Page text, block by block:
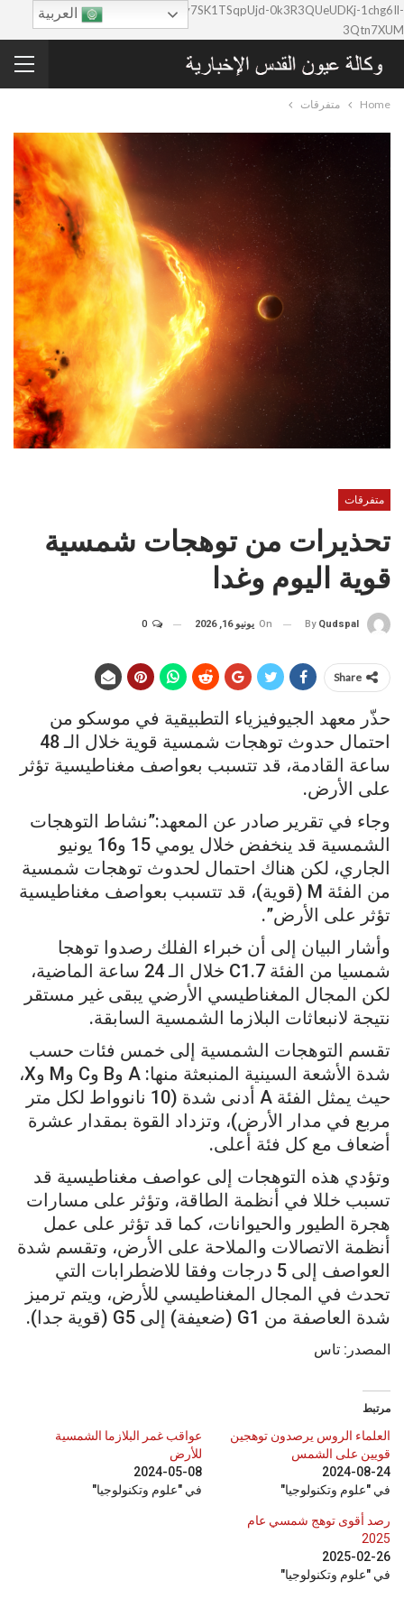
google-site-verification=0y7SK1TSqpUjd-0k3R3QUeUDKj-1chg6Il-
3Qtn7XUM
Home متفرقات
متفرقات
تحذيرات من توهجات شمسية
قوية اليوم وغدا
By Qudspal
On يونيو 16, 2026
Share
حذّر معهد الجيوفيزياء التطبيقية في موسكو من
احتمال حدوث توهجات شمسية قوية خلال الـ 48
ساعة القادمة، قد تتسبب بعواصف مغناطيسية تؤثر
على الأرض.
وجاء في تقرير صادر عن المعهد:”نشاط التوهجات
الشمسية قد ينخفض خلال يومي 15 و16 يونيو
الجاري، لكن هناك احتمال لحدوث توهجات شمسية
من الفئة M (قوية)، قد تتسبب بعواصف مغناطيسية
تؤثر على الأرض”.
وأشار البيان إلى أن خبراء الفلك رصدوا توهجا
شمسيا من الفئة C1.7 خلال الـ 24 ساعة الماضية،
لكن المجال المغناطيسي الأرضي يبقى غير مستقر
نتيجة لانبعاثات البلازما الشمسية السابقة.
تقسم التوهجات الشمسية إلى خمس فئات حسب
شدة الأشعة السينية المنبعثة منها: A وB وC وM وX،
حيث يمثل الفئة A أدنى شدة (10 نانوواط لكل متر
مربع في مدار الأرض)، وتزداد القوة بمقدار عشرة
أضعاف مع كل فئة أعلى.
وتؤدي هذه التوهجات إلى عواصف مغناطيسية قد
تسبب خللا في أنظمة الطاقة، وتؤثر على مسارات
هجرة الطيور والحيوانات، كما قد تؤثر على عمل
أنظمة الاتصالات والملاحة على الأرض، وتقسم شدة
العواصف إلى 5 درجات وفقا للاضطرابات التي
تحدث في المجال المغناطيسي للأرض، ويتم ترميز
شدة العاصفة من G1 (ضعيفة) إلى G5 (قوية جدا).
المصدر: تاس
مرتبط
العلماء الروس يرصدون توهجين
قويين على الشمس
2024-08-24
في "علوم وتكنولوجيا"
عواقب غمر البلازما الشمسية
للأرض
2024-05-08
في "علوم وتكنولوجيا"
رصد أقوى توهج شمسي عام
2025
2025-02-26
في "علوم وتكنولوجيا"
العربية